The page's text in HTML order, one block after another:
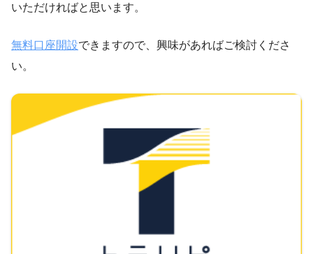
いただければと思います。
無料口座開設できますので、興味があればご検討くださ
い。